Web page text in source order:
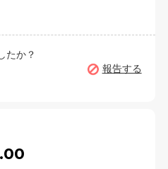
たか？
報告する